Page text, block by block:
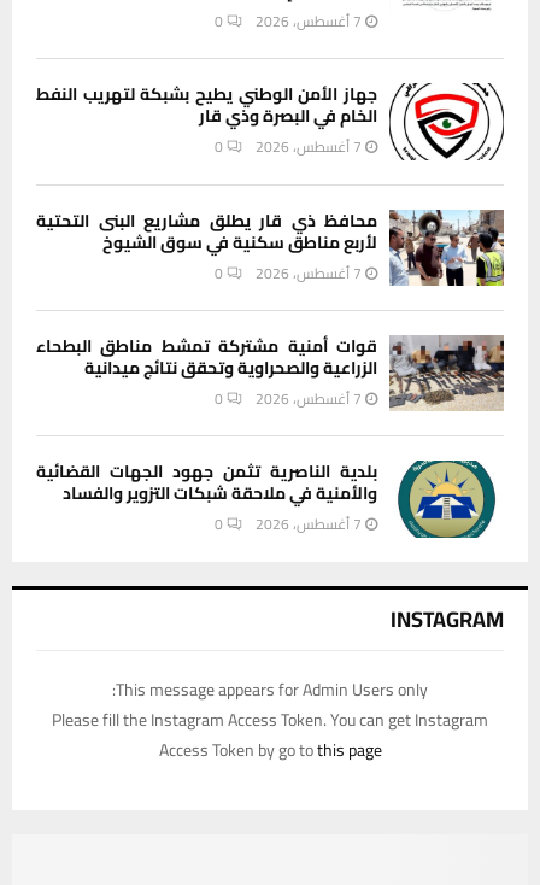
7 أغسطس، 2026 0
جهاز الأمن الوطني يطيح بشبكة لتهريب النفط
الخام في البصرة وذي قار
7 أغسطس، 2026 0
محافظ ذي قار يطلق مشاريع البنى التحتية
لأربع مناطق سكنية في سوق الشيوخ
7 أغسطس، 2026 0
قوات أمنية مشتركة تمشط مناطق البطحاء
الزراعية والصحراوية وتحقق نتائج ميدانية
7 أغسطس، 2026 0
بلدية الناصرية تثمن جهود الجهات القضائية
والأمنية في ملاحقة شبكات التزوير والفساد
7 أغسطس، 2026 0
INSTAGRAM
This message appears for Admin Users only:
Please fill the Instagram Access Token. You can get Instagram
Access Token by go tothis page